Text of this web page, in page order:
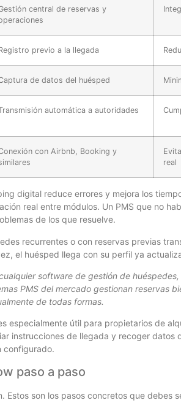
central de reservas y
previo a la llegada
de datos del huésped
automática a autoridades
con Airbnb, Booking y
real
digital reduce errores y mejora los
real entre módulos. Un PMS que no
de los que resuelve.
recurrentes o con reservas previas
el huésped llega con su perfil ya
software de gestión de
PMS del mercado gestionan reservas
de todas formas.
especialmente útil para propietarios de
instrucciones de llegada y recoger datos
configurado.
paso a paso
Estos son los pasos concretos que debes